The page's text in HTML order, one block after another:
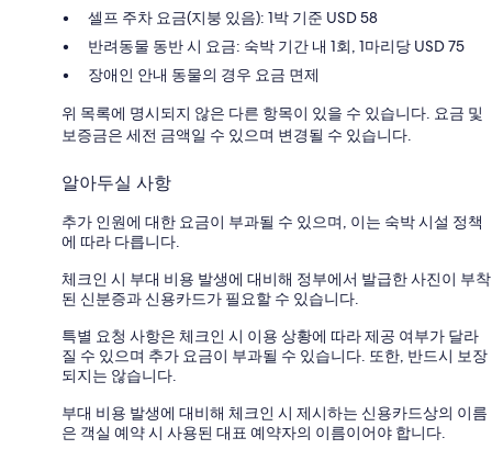
셀프 주차 요금(지붕 있음): 1박 기준 USD 58
반려동물 동반 시 요금: 숙박 기간 내 1회, 1마리당 USD 75
장애인 안내 동물의 경우 요금 면제
위 목록에 명시되지 않은 다른 항목이 있을 수 있습니다. 요금 및
보증금은 세전 금액일 수 있으며 변경될 수 있습니다.
알아두실 사항
추가 인원에 대한 요금이 부과될 수 있으며, 이는 숙박 시설 정책
에 따라 다릅니다.
체크인 시 부대 비용 발생에 대비해 정부에서 발급한 사진이 부착
된 신분증과 신용카드가 필요할 수 있습니다.
특별 요청 사항은 체크인 시 이용 상황에 따라 제공 여부가 달라
질 수 있으며 추가 요금이 부과될 수 있습니다. 또한, 반드시 보장
되지는 않습니다.
부대 비용 발생에 대비해 체크인 시 제시하는 신용카드상의 이름
은 객실 예약 시 사용된 대표 예약자의 이름이어야 합니다.